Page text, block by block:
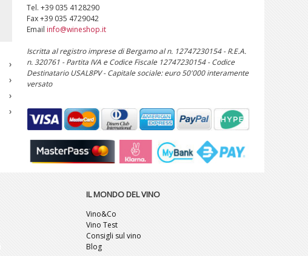
Tel. +39 035 4128290
Fax +39 035 4729042
Email info@wineshop.it
Iscritta al registro imprese di Bergamo al n. 12747230154 - R.E.A.
n. 320761 - Partita IVA e Codice Fiscale 12747230154 - Codice
Destinatario USAL8PV - Capitale sociale: euro 50'000 interamente
versato
IL MONDO DEL VINO
Vino&Co
Vino Test
Consigli sul vino
Blog